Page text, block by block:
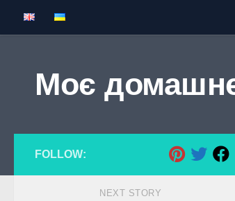
Skip to content
Моє
FOLLOW:
NEXT STORY